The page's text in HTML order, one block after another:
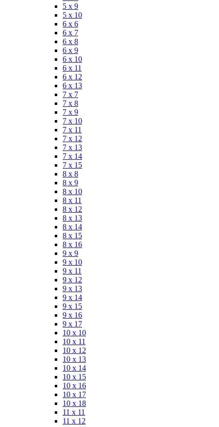
5 x 9
5 x 10
6 x 6
6 x 7
6 x 8
6 x 9
6 x 10
6 x 11
6 x 12
6 x 13
7 x 7
7 x 8
7 x 9
7 x 10
7 x 11
7 x 12
7 x 13
7 x 14
7 x 15
8 x 8
8 x 9
8 x 10
8 x 11
8 x 12
8 x 13
8 x 14
8 x 15
8 x 16
9 x 9
9 x 10
9 x 11
9 x 12
9 x 13
9 x 14
9 x 15
9 x 16
9 x 17
10 x 10
10 x 11
10 x 12
10 x 13
10 x 14
10 x 15
10 x 16
10 x 17
10 x 18
11 x 11
11 x 12